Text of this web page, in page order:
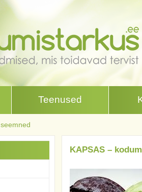
Teenused
seemned
KAPSAS –